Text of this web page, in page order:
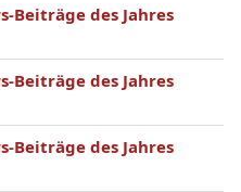
Beiträge des Jahres
Beiträge des Jahres
Beiträge des Jahres